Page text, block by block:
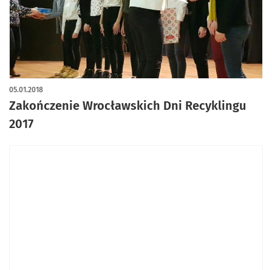
Zakończenie Wrocławskich Dni Recyklingu
2017
05.01.2018